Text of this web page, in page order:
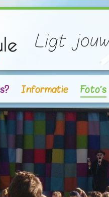
Informatie Foto's